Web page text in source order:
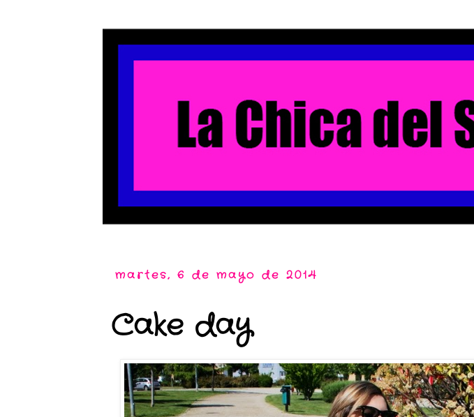
martes, 6 de mayo de 2014
Cake day